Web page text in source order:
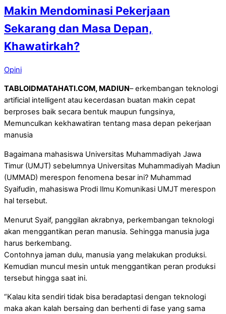
Makin Mendominasi Pekerjaan
Sekarang dan Masa Depan,
Khawatirkah?
Opini
TABLOIDMATAHATI.COM, MADIUN– erkembangan teknologi
artificial intelligent atau kecerdasan buatan makin cepat
berproses baik secara bentuk maupun fungsinya,
Memunculkan kekhawatiran tentang masa depan pekerjaan
manusia
Bagaimana mahasiswa Universitas Muhammadiyah Jawa
Timur (UMJT) sebelumnya Universitas Muhammadiyah Madiun
(UMMAD) merespon fenomena besar ini? Muhammad
Syaifudin, mahasiswa Prodi Ilmu Komunikasi UMJT merespon
hal tersebut.
Menurut Syaif, panggilan akrabnya, perkembangan teknologi
akan menggantikan peran manusia. Sehingga manusia juga
harus berkembang.
Contohnya jaman dulu, manusia yang melakukan produksi.
Kemudian muncul mesin untuk menggantikan peran produksi
tersebut hingga saat ini.
“Kalau kita sendiri tidak bisa beradaptasi dengan teknologi
maka akan kalah bersaing dan berhenti di fase yang sama